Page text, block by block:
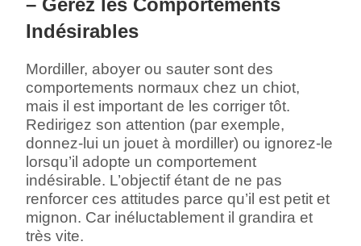
– Gérez les Comportements
Indésirables
Mordiller, aboyer ou sauter sont des
comportements normaux chez un chiot,
mais il est important de les corriger tôt.
Redirigez son attention (par exemple,
donnez-lui un jouet à mordiller) ou ignorez-le
lorsqu’il adopte un comportement
indésirable. L’objectif étant de ne pas
renforcer ces attitudes parce qu’il est petit et
mignon. Car inéluctablement il grandira et
très vite.